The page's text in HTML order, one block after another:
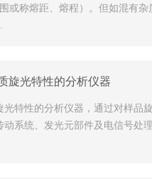
或称熔距、熔程）。但如混有
旋光特性的分析仪器
特性的分析仪器，通过对样品
系统、发光元部件及电信号处